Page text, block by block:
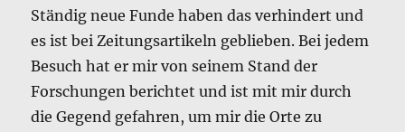
Ständig neue Funde haben das verhindert und
es ist bei Zeitungsartikeln geblieben. Bei jedem
Besuch hat er mir von seinem Stand der
Forschungen berichtet und ist mit mir durch
die Gegend gefahren, um mir die Orte zu